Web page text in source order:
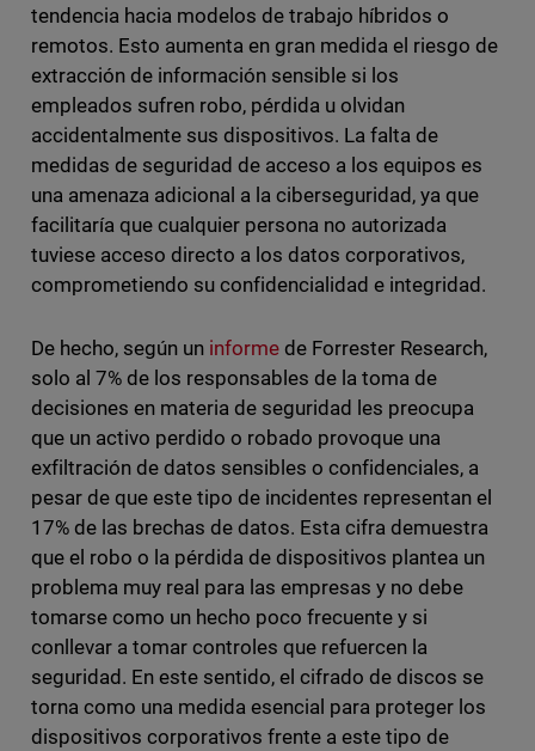
tendencia hacia modelos de trabajo híbridos o
remotos. Esto aumenta en gran medida el riesgo de
extracción de información sensible si los
empleados sufren robo, pérdida u olvidan
accidentalmente sus dispositivos. La falta de
medidas de seguridad de acceso a los equipos es
una amenaza adicional a la ciberseguridad, ya que
facilitaría que cualquier persona no autorizada
tuviese acceso directo a los datos corporativos,
comprometiendo su confidencialidad e integridad.
De hecho, según uninformede Forrester Research,
solo al 7% de los responsables de la toma de
decisiones en materia de seguridad les preocupa
que un activo perdido o robado provoque una
exfiltración de datos sensibles o confidenciales, a
pesar de que este tipo de incidentes representan el
17% de las brechas de datos. Esta cifra demuestra
que el robo o la pérdida de dispositivos plantea un
problema muy real para las empresas y no debe
tomarse como un hecho poco frecuente y si
conllevar a tomar controles que refuercen la
seguridad. En este sentido, el cifrado de discos se
torna como una medida esencial para proteger los
dispositivos corporativos frente a este tipo de